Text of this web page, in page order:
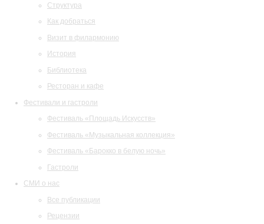
Структура
Как добраться
Визит в филармонию
История
Библиотека
Ресторан и кафе
Фестивали и гастроли
Фестиваль «Площадь Искусств»
Фестиваль «Музыкальная коллекция»
Фестиваль «Барокко в белую ночь»
Гастроли
СМИ о нас
Все публикации
Рецензии